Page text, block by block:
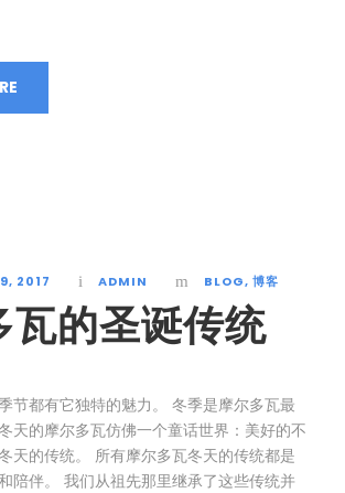
2017 ADMIN BLOG, 博客
瓦的圣诞传统
节都有它独特的魅力。 冬季是摩尔多瓦最
天的摩尔多瓦仿佛一个童话世界：美好的不
天的传统。 所有摩尔多瓦冬天的传统都是
陪伴。 我们从祖先那里继承了这些传统并